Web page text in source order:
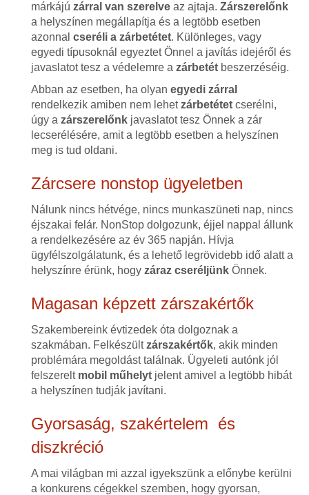
márkájú zárral van szerelveaz ajtaja. Zárszerelőnk
a helyszínen megállapítja és a legtöbb esetben
azonnal cseréli a zárbetétet. Különleges, vagy
egyedi típusoknál egyeztet Önnel a javítás idejéről és
javaslatot tesz a védelemre a zárbetétbeszerzéséig.
Abban az esetben, ha olyan egyedi zárral
rendelkezik amiben nem lehetzárbetétetcserélni,
úgy a zárszerelőnkjavaslatot tesz Önnek a zár
lecserélésére, amit a legtöbb esetben a helyszínen
meg is tud oldani.
Zárcsere nonstop ügyeletben
Nálunk nincs hétvége, nincs munkaszüneti nap, nincs
éjszakai felár. NonStop dolgozunk, éjjel nappal állunk
a rendelkezésére az év 365 napján. Hívja
ügyfélszolgálatunk, és a lehető legrövidebb idő alatt a
helyszínre érünk, hogy záraz cseréljünkÖnnek.
Magasan képzett zárszakértők
Szakembereink évtizedek óta dolgoznak a
szakmában. Felkészültzárszakértők, akik minden
problémára megoldást találnak. Ügyeleti autónk jól
felszerelt mobil műhelytjelent amivel a legtöbb hibát
a helyszínen tudják javítani.
Gyorsaság, szakértelem és
diszkréció
A mai világban mi azzal igyekszünk a előnybe kerülni
a konkurens cégekkel szemben, hogy gyorsan,